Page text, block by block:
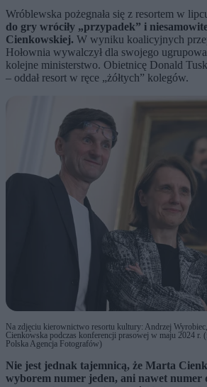
Wróblewska pożegnała się z resortem w
do gry wróciły „przypadek” i
Cienkowskiej. W wyniku koalicyjnych
Hołownia wywalczył dla swojego
kolejne ministerstwo. Obietnicę Donald
– oddał resort w ręce „żółtych” kolegów.
Na zdjęciu kierownictwo resortu kultury: Andrzej
Cienkowska podczas konferencji prasowej w maju 2024 r.
Polska Agencja Fotografów)
Nie jest jednak tajemnicą, że Marta
wyborem numer jeden, ani nawet numer